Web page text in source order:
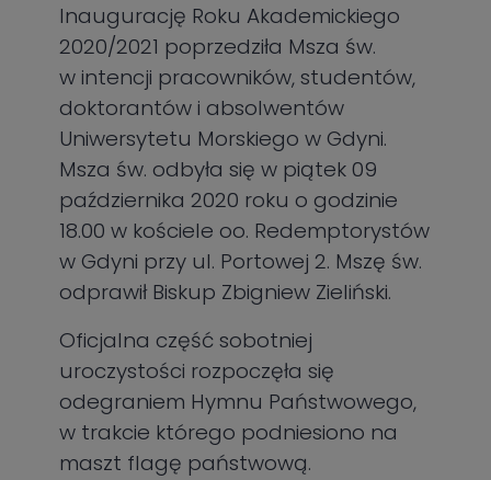
Inaugurację Roku Akademickiego
2020/2021 poprzedziła Msza św.
w intencji pracowników, studentów,
doktorantów i absolwentów
Uniwersytetu Morskiego w Gdyni.
Msza św. odbyła się w piątek 09
października 2020 roku o godzinie
18.00 w kościele oo. Redemptorystów
w Gdyni przy ul. Portowej 2. Mszę św.
odprawił Biskup Zbigniew Zieliński.
Oficjalna część sobotniej
uroczystości rozpoczęła się
odegraniem Hymnu Państwowego,
w trakcie którego podniesiono na
maszt flagę państwową.